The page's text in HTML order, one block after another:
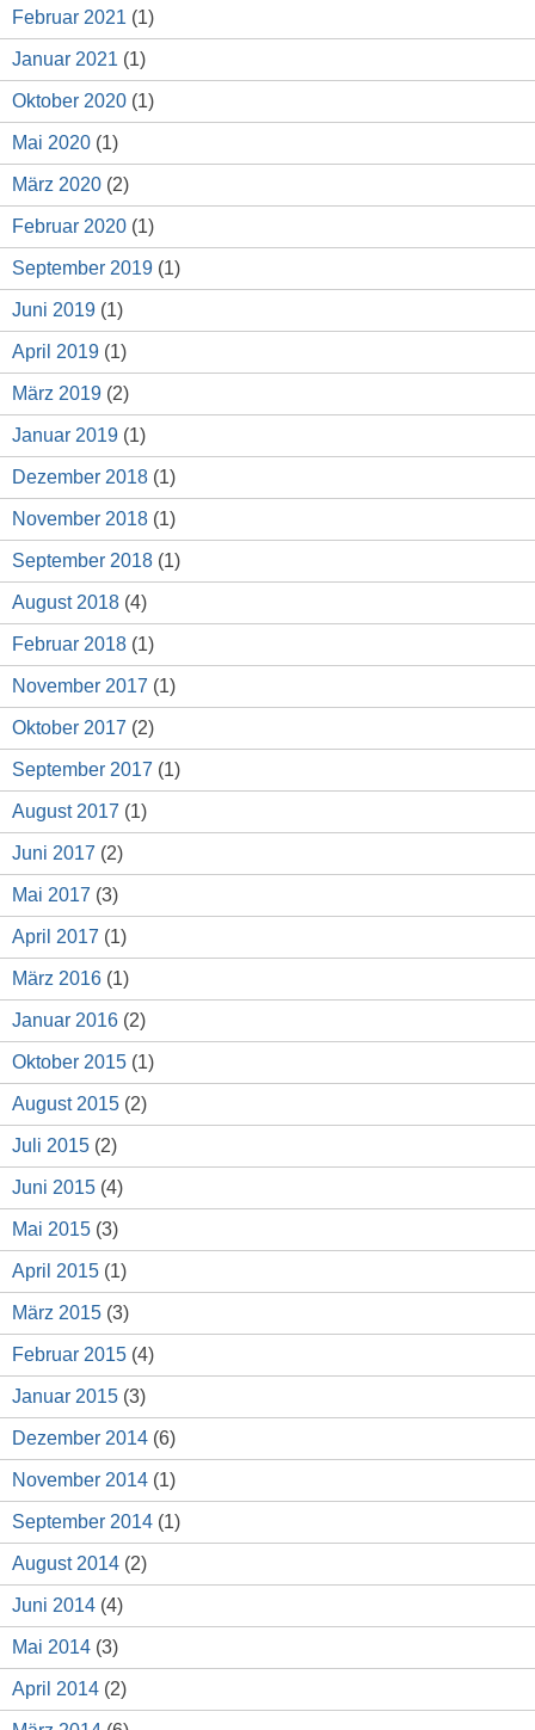
Februar 2021 (1)
Januar 2021 (1)
Oktober 2020 (1)
Mai 2020 (1)
März 2020 (2)
Februar 2020 (1)
September 2019 (1)
Juni 2019 (1)
April 2019 (1)
März 2019 (2)
Januar 2019 (1)
Dezember 2018 (1)
November 2018 (1)
September 2018 (1)
August 2018 (4)
Februar 2018 (1)
November 2017 (1)
Oktober 2017 (2)
September 2017 (1)
August 2017 (1)
Juni 2017 (2)
Mai 2017 (3)
April 2017 (1)
März 2016 (1)
Januar 2016 (2)
Oktober 2015 (1)
August 2015 (2)
Juli 2015 (2)
Juni 2015 (4)
Mai 2015 (3)
April 2015 (1)
März 2015 (3)
Februar 2015 (4)
Januar 2015 (3)
Dezember 2014 (6)
November 2014 (1)
September 2014 (1)
August 2014 (2)
Juni 2014 (4)
Mai 2014 (3)
April 2014 (2)